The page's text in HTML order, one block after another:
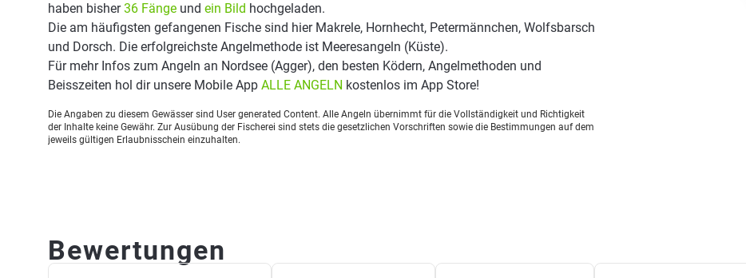
haben bisher36 Fänge und ein Bild hochgeladen.
Die am häufigsten gefangenen Fische sind hier Makrele, Hornhecht, Petermännchen, Wolfsbarsch
und Dorsch. Die erfolgreichste Angelmethode ist Meeresangeln (Küste).
Für mehr Infos zum Angeln an Nordsee (Agger), den besten Ködern, Angelmethoden und
Beisszeiten hol dir unsere Mobile App ALLE ANGELN kostenlos im App Store!
Die Angaben zu diesem Gewässer sind User generated Content. Alle Angeln übernimmt für die Vollständigkeit und Richtigkeit
der Inhalte keine Gewähr. Zur Ausübung der Fischerei sind stets die gesetzlichen Vorschriften sowie die Bestimmungen auf dem
jeweils gültigen Erlaubnisschein einzuhalten.
Bewertungen